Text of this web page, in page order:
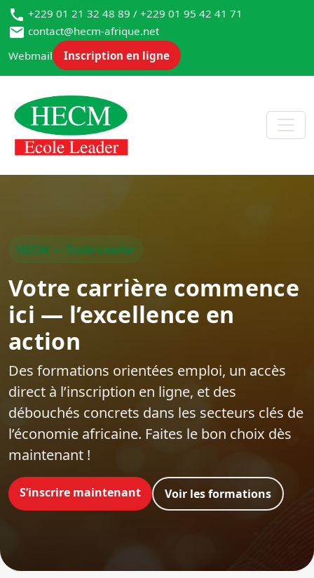
+229 01 21 32 48 89 / +229 01 95 42 41 71
contact@hecm-afrique.net
Webmail
Inscription en ligne
HECM — École Leader
Votre carrière commence
ici — l’excellence en
action
Des formations orientées emploi‍, un accès
direct à l’inscription en ligne, et des
débouchés concrets dans les secteurs clés de
l’économie africaine. Faites le bon choix dès
maintenant !
S’inscrire maintenant Voir les formations